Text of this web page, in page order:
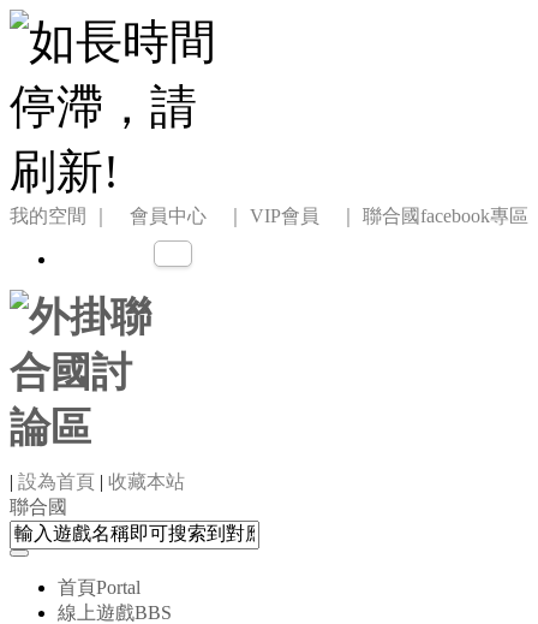
我的空間 ｜ 會員中心 ｜ VIP會員 ｜ 聯合國facebook專區
| 設為首頁 | 收藏本站
聯合國
首頁Portal
線上遊戲BBS